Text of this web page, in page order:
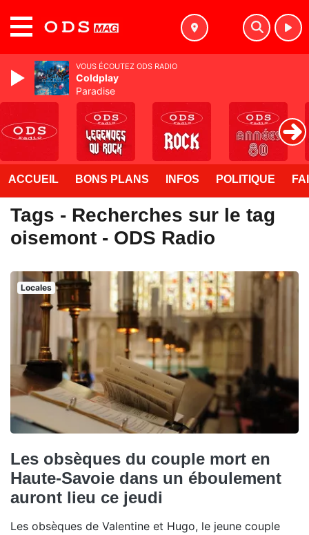
ACCUEIL BONS PLANS INFOS POLITIQUE
Tags - Recherches sur le tag
oisemont - ODS Radio
Locales
Les obsèques du couple mort en
Haute-Savoie dans un éboulement
auront lieu ce jeudi
Les obsèques de Valentine et Hugo, le jeune couple
VOUS ÉCOUTEZ ODS RADIO
Coldplay
Paradise